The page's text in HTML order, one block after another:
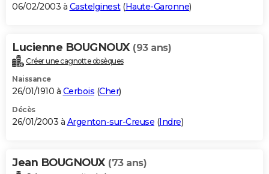
06/02/2003 à Castelginest(Haute-Garonne)
Lucienne BOUGNOUX (93 ans)
Créer une cagnotte obsèques
Naissance
26/01/1910 à Cerbois (Cher)
Décès
26/01/2003 à Argenton-sur-Creuse (Indre)
Jean BOUGNOUX (73 ans)